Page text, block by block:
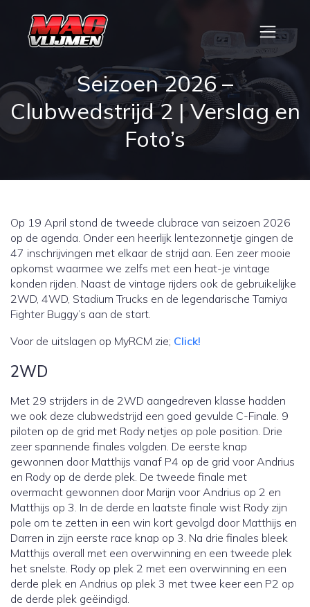
Seizoen 2026 –
Clubwedstrijd 2 | Verslag en
Foto’s
Op 19 April stond de tweede clubrace van seizoen 2026
op de agenda. Onder een heerlijk lentezonnetje gingen de
47 inschrijvingen met elkaar de strijd aan. Een zeer mooie
opkomst waarmee we zelfs met een heat-je vintage
konden rijden. Naast de vintage rijders ook de gebruikelijke
2WD, 4WD, Stadium Trucks en de legendarische Tamiya
Fighter Buggy’s aan de start.
Voor de uitslagen op MyRCM zie; Click!
2WD
Met 29 strijders in de 2WD aangedreven klasse hadden
we ook deze clubwedstrijd een goed gevulde C-Finale. 9
piloten op de grid met Rody netjes op pole position. Drie
zeer spannende finales volgden. De eerste knap
gewonnen door Matthijs vanaf P4 op de grid voor Andrius
en Rody op de derde plek. De tweede finale met
overmacht gewonnen door Marijn voor Andrius op 2 en
Matthijs op 3. In de derde en laatste finale wist Rody zijn
pole om te zetten in een win kort gevolgd door Matthijs en
Darren in zijn eerste race knap op 3. Na drie finales bleek
Matthijs overall met een overwinning en een tweede plek
het snelste. Rody op plek 2 met een overwinning en een
derde plek en Andrius op plek 3 met twee keer een P2 op
de derde plek geëindigd.